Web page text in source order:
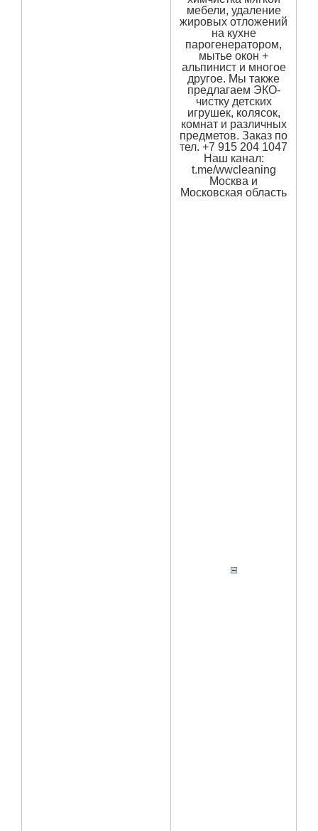
мебели, удаление
жировых отложений
на кухне
парогенератором,
мытье окон +
альпинист и многое
другое. Мы также
предлагаем ЭКО-
чистку детских
игрушек, колясок,
комнат и различных
предметов. Заказ по
тел. +7 915 204 1047
Наш канал:
t.me/wwcleaning
Москва и
Московская область